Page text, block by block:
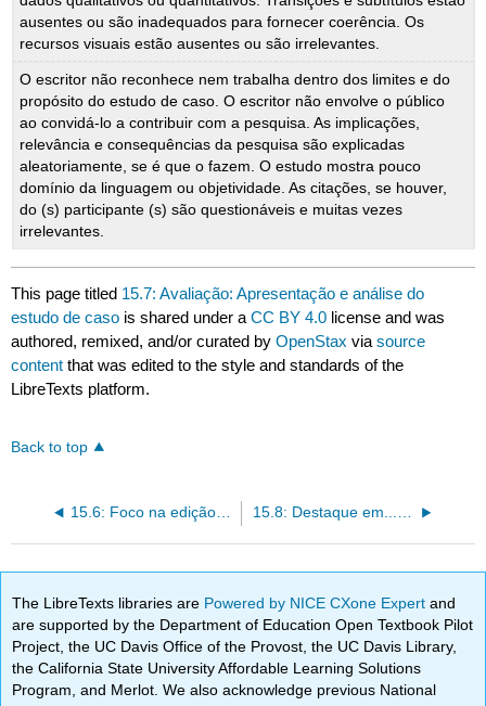
ausentes ou são inadequados para fornecer coerência. Os
recursos visuais estão ausentes ou são irrelevantes.
O escritor não reconhece nem trabalha dentro dos limites e do
propósito do estudo de caso. O escritor não envolve o público
ao convidá-lo a contribuir com a pesquisa. As implicações,
relevância e consequências da pesquisa são explicadas
aleatoriamente, se é que o fazem. O estudo mostra pouco
domínio da linguagem ou objetividade. As citações, se houver,
do (s) participante (s) são questionáveis e muitas vezes
irrelevantes.
This page titled 15.7: Avaliação: Apresentação e análise do
estudo de caso is shared under aCC BY 4.0 license and was
authored, remixed, and/or curated byOpenStax viasource
content that was edited to the style and standards of the
LibreTexts platform.
Back to top
15.6: Foco na edição: palavras frequentemente confundidas
The LibreTexts libraries are Powered by NICE CXone Expertand
are supported by the Department of Education Open Textbook Pilot
Project, the UC Davis Office of the Provost, the UC Davis Library,
the California State University Affordable Learning Solutions
Program, and Merlot. We also acknowledge previous National